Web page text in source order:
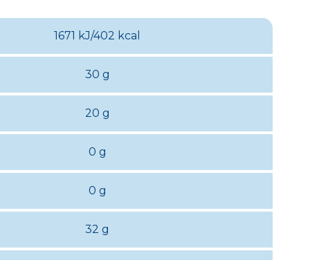
1671 kJ/402 kcal
30 g
20 g
0 g
0 g
32 g